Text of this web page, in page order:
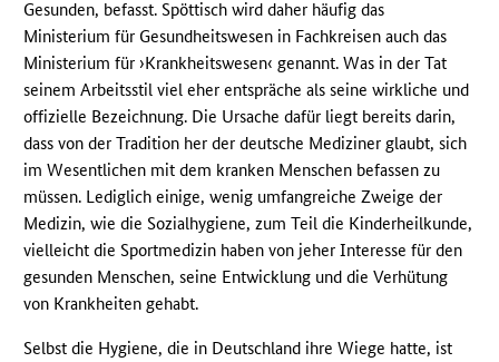
Gesunden, befasst. Spöttisch wird daher häufig das
Ministerium für Gesundheitswesen in Fachkreisen auch das
Ministerium für ›Krankheitswesen‹ genannt. Was in der Tat
seinem Arbeitsstil viel eher entspräche als seine wirkliche und
offizielle Bezeichnung. Die Ursache dafür liegt bereits darin,
dass von der Tradition her der deutsche Mediziner glaubt, sich
im Wesentlichen mit dem kranken Menschen befassen zu
müssen. Lediglich einige, wenig umfangreiche Zweige der
Medizin, wie die Sozialhygiene, zum Teil die Kinderheilkunde,
vielleicht die Sportmedizin haben von jeher Interesse für den
gesunden Menschen, seine Entwicklung und die Verhütung
von Krankheiten gehabt.
Selbst die Hygiene, die in Deutschland ihre Wiege hatte, ist